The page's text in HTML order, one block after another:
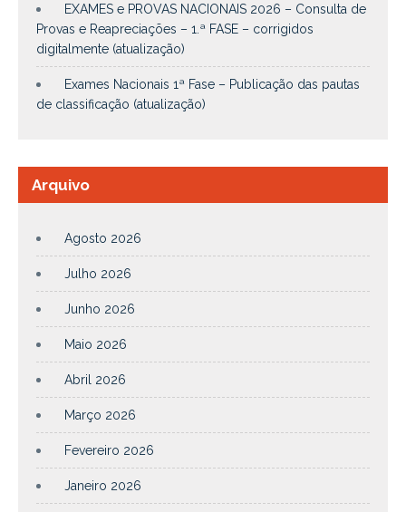
EXAMES e PROVAS NACIONAIS 2026 – Consulta de
Provas e Reapreciações – 1.ª FASE – corrigidos
digitalmente (atualização)
Exames Nacionais 1ª Fase – Publicação das pautas
de classificação (atualização)
Arquivo
Agosto 2026
Julho 2026
Junho 2026
Maio 2026
Abril 2026
Março 2026
Fevereiro 2026
Janeiro 2026